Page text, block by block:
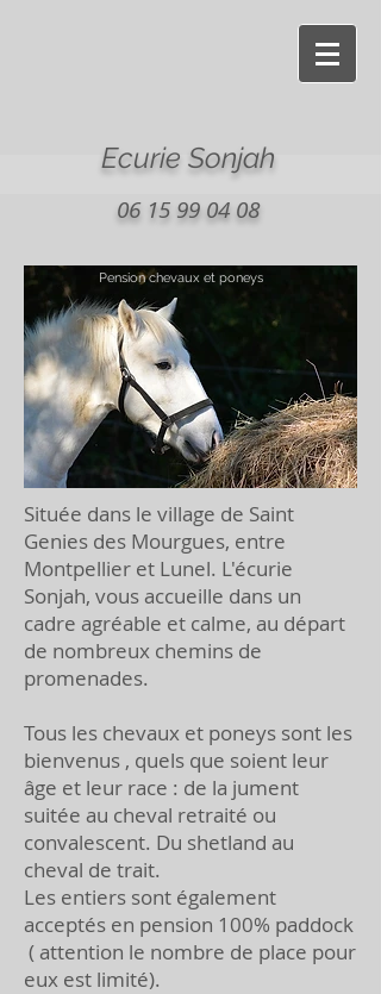
Ecurie Sonjah
06 15 99 04 08
Pension chevaux et poneys
Située dans le village de Saint
Genies des Mourgues, entre
Montpellier et Lunel. L'écurie
Sonjah, vous accueille dans un
cadre agréable et calme, au départ
de nombreux chemins de
promenades.
Tous les chevaux et poneys sont les
bienvenus , quels que soient leur
âge et leur race : de la jument
suitée au cheval retraité ou
convalescent. Du shetland au
cheval de trait.
Les entiers sont également
acceptés en pension 100% paddock
( attention le nombre de place pour
eux est limité).